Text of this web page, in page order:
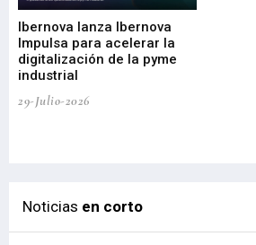
Ibernova lanza Ibernova
Impulsa para acelerar la
digitalización de la pyme
industrial
29-Julio-2026
Noticias en corto